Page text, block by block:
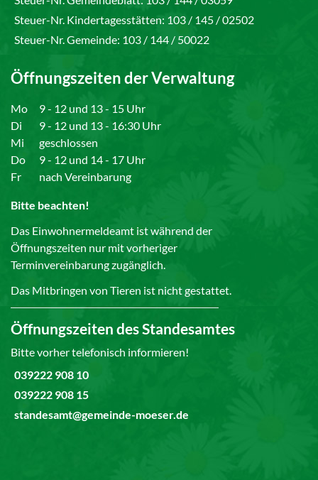
Steuer-Nr. Kindertagesstätten: 103 / 145 / 02502
Steuer-Nr. Gemeinde: 103 / 144 / 50022
Öffnungszeiten der Verwaltung
Mo
9 - 12 und 13 - 15 Uhr
Di
9 - 12 und 13 - 16:30 Uhr
Mi
geschlossen
Do
9 - 12 und 14 - 17 Uhr
Fr
nach Vereinbarung
Bitte beachten!
Das Einwohnermeldeamt ist während der
Öffnungszeiten nur mit vorheriger
Terminvereinbarung zugänglich.
Das Mitbringen von Tieren ist nicht gestattet.
Öffnungszeiten des Standesamtes
Bitte vorher telefonisch informieren!
039222 908 10
039222 908 15
standesamt@gemeinde-moeser.de